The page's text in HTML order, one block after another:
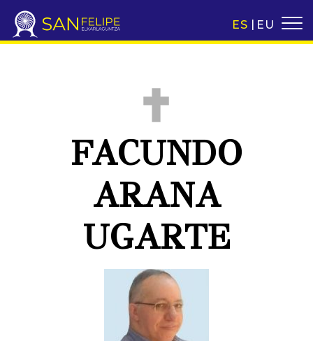
ES EU
FACUNDO
ARANA
UGARTE